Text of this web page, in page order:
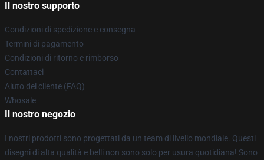
Il nostro supporto
Condizioni di spedizione e consegna
Termini di pagamento
Condizioni di ritorno e rimborso
Contattaci
Aiuto del cliente (FAQ)
Whosale
Il nostro negozio
I nostri prodotti sono progettati da un team di livello mondiale. Questi
disegni di alta qualità e belli non sono solo per usura quotidiana! Sono